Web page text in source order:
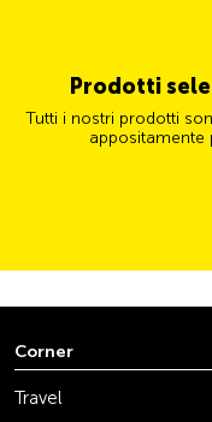
Prodotti
Tutti i nostri prodotti
appositamente
Corner
Travel